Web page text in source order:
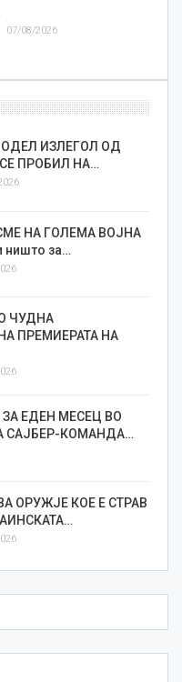
07/08/2026
ИЗЛЕГОЛ ОД
ПРОБИЛ НА…
НА ГОЛЕМА ВОЈНА
ништо за…
ЧУДНА
ПРЕМИЕРАТА НА
ЕДЕН МЕСЕЦ ВО
САЈБЕР-КОМАНДА…
ОРУЖЈЕ КОЕ Е СТРАВ